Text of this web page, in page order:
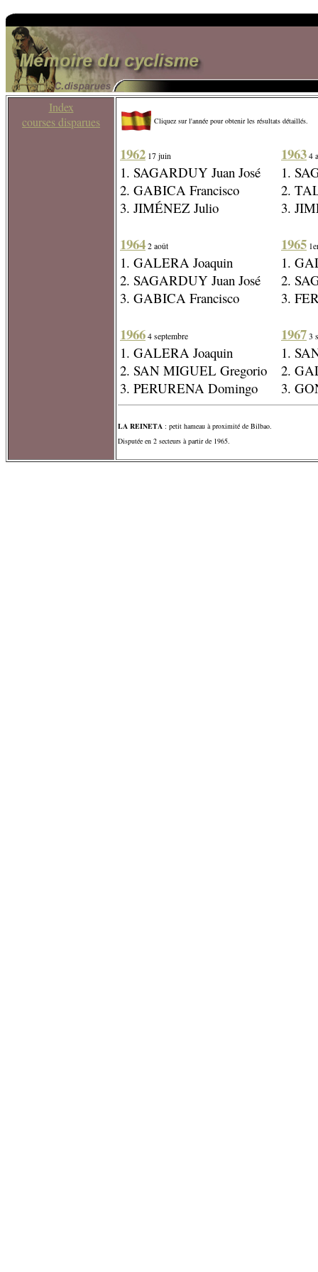
Index
courses disparues
Cliquez sur l'année pour obtenir les résultats détaillés.
1962 17 juin
1. SAGARDUY Juan José
2. GABICA Francisco
3. JIMÉNEZ Julio
1964 2 août
1. GALERA Joaquin
2. SAGARDUY Juan José
3. GABICA Francisco
1966 4 septembre
1. GALERA Joaquin
2. SAN MIGUEL Gregorio
3. PERURENA Domingo
1963 4
1.
2.
3.
1965
1.
2.
3.
1967 3
1.
2.
3.
LA REINETA : petit hameau à proximité de Bilbao.
Disputée en 2 secteurs à partir de 1965.